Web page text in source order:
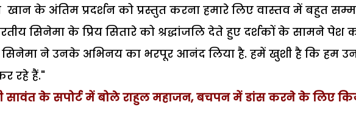
के अंतिम प्रदर्शन को प्रस्तुत करना हमारे लिए वास्तव में बहुत
सिनेमा के प्रिय सितारे को श्रद्धांजलि देते हुए दर्शकों के सामने पेश
सिनेमा ने उनके अभिनय का भरपूर आनंद लिया है. हमें खुशी है कि हम
रहे हैं."
सावंत के सपोर्ट में बोले राहुल महाजन, बचपन में डांस करने के लिए